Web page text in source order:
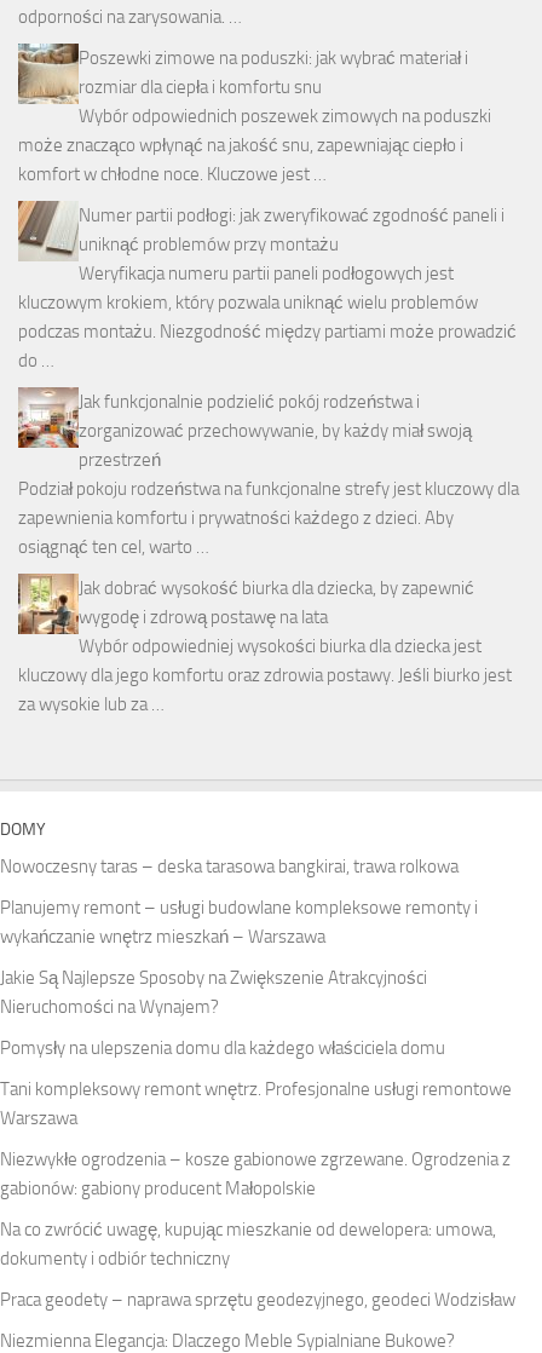
odporności na zarysowania. …
Poszewki zimowe na poduszki: jak wybrać materiał i
rozmiar dla ciepła i komfortu snu
Wybór odpowiednich poszewek zimowych na poduszki
może znacząco wpłynąć na jakość snu, zapewniając ciepło i
komfort w chłodne noce. Kluczowe jest …
Numer partii podłogi: jak zweryfikować zgodność paneli i
uniknąć problemów przy montażu
Weryfikacja numeru partii paneli podłogowych jest
kluczowym krokiem, który pozwala uniknąć wielu problemów
podczas montażu. Niezgodność między partiami może prowadzić
do …
Jak funkcjonalnie podzielić pokój rodzeństwa i
zorganizować przechowywanie, by każdy miał swoją
przestrzeń
Podział pokoju rodzeństwa na funkcjonalne strefy jest kluczowy dla
zapewnienia komfortu i prywatności każdego z dzieci. Aby
osiągnąć ten cel, warto …
Jak dobrać wysokość biurka dla dziecka, by zapewnić
wygodę i zdrową postawę na lata
Wybór odpowiedniej wysokości biurka dla dziecka jest
kluczowy dla jego komfortu oraz zdrowia postawy. Jeśli biurko jest
za wysokie lub za …
DOMY
Nowoczesny taras – deska tarasowa bangkirai, trawa rolkowa
Planujemy remont – usługi budowlane kompleksowe remonty i
wykańczanie wnętrz mieszkań – Warszawa
Jakie Są Najlepsze Sposoby na Zwiększenie Atrakcyjności
Nieruchomości na Wynajem?
Pomysły na ulepszenia domu dla każdego właściciela domu
Tani kompleksowy remont wnętrz. Profesjonalne usługi remontowe
Warszawa
Niezwykłe ogrodzenia – kosze gabionowe zgrzewane. Ogrodzenia z
gabionów: gabiony producent Małopolskie
Na co zwrócić uwagę, kupując mieszkanie od dewelopera: umowa,
dokumenty i odbiór techniczny
Praca geodety – naprawa sprzętu geodezyjnego, geodeci Wodzisław
Niezmienna Elegancja: Dlaczego Meble Sypialniane Bukowe?